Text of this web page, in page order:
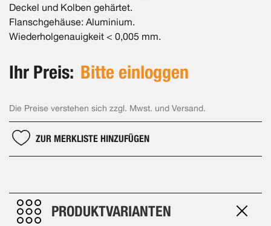
Deckel und Kolben gehärtet.
Flanschgehäuse: Aluminium.
Wiederholgenauigkeit < 0,005 mm.
Ihr Preis: Bitte einloggen
Die Preise verstehen sich zzgl. Mwst. und Versand.
ZUR MERKLISTE HINZUFÜGEN
PRODUKTVARIANTEN